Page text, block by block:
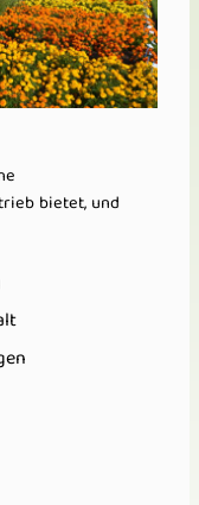
bietet, und